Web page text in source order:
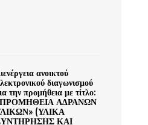
ανοικτού
διαγωνισμού
την προμήθεια με τίτλο:
ΑΔΡΑΝΩΝ
(ΥΛΙΚΑ
ΚΑΙ